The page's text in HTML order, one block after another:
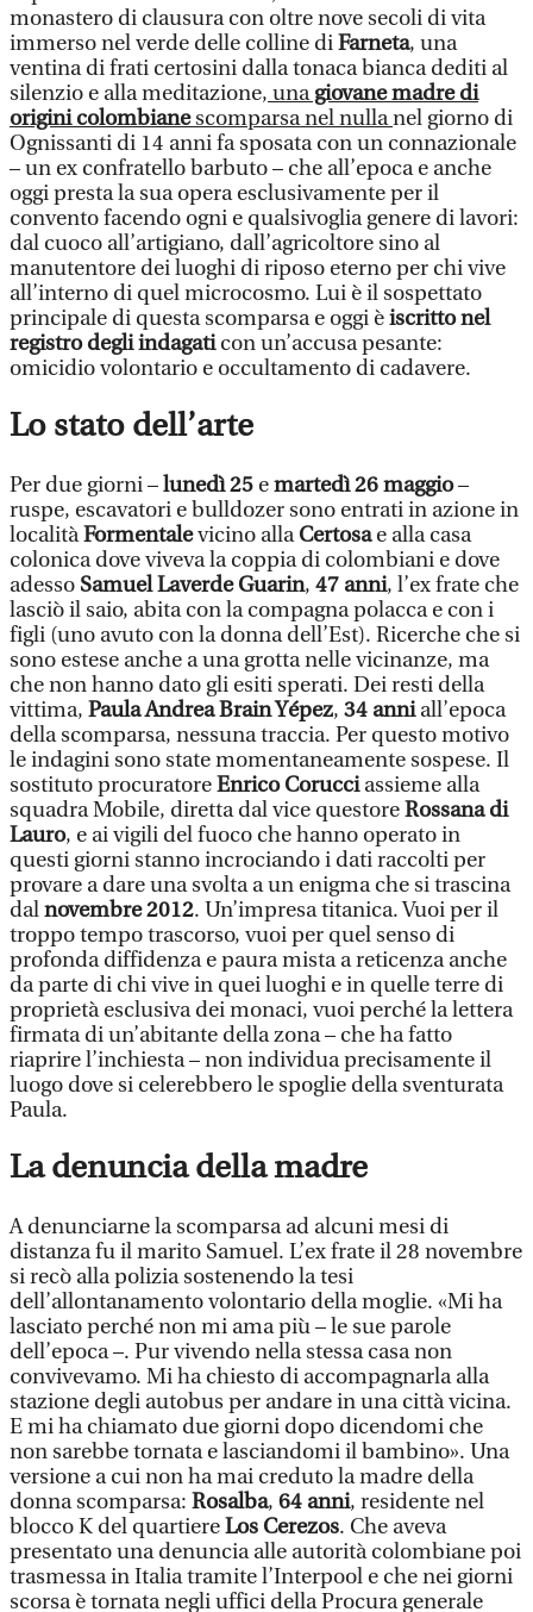
monastero di clausura con oltre nove secoli di vita
immerso nel verde delle colline diFarneta, una
ventina di frati certosini dalla tonaca bianca dediti al
silenzio e alla meditazione, unagiovane madre di
origini colombianescomparsa nel nullanel giorno di
Ognissanti di 14 anni fa sposata con un connazionale
– un ex confratello barbuto – che all’epoca e anche
oggi presta la sua opera esclusivamente per il
convento facendo ogni e qualsivoglia genere di lavori:
dal cuoco all’artigiano, dall’agricoltore sino al
manutentore dei luoghi di riposo eterno per chi vive
all’interno di quel microcosmo. Lui è il sospettato
principale di questa scomparsa e oggi èiscritto nel
registro degli indagaticon un’accusa pesante:
omicidio volontario e occultamento di cadavere.
Lo stato dell’arte
Per due giorni –lunedì 25 emartedì 26 maggio–
ruspe, escavatori e bulldozer sono entrati in azione in
localitàFormentalevicino allaCertosae alla casa
colonica dove viveva la coppia di colombiani e dove
adesso Samuel Laverde Guarin, 47 anni, l’ex frate che
lasciò il saio, abita con la compagna polacca e con i
figli (uno avuto con la donna dell’Est). Ricerche che si
sono estese anche a una grotta nelle vicinanze, ma
che non hanno dato gli esiti sperati. Dei resti della
vittima, Paula Andrea Brain Yépez, 34 anniall’epoca
della scomparsa, nessuna traccia. Per questo motivo
le indagini sono state momentaneamente sospese. Il
sostituto procuratoreEnrico Corucciassieme alla
squadra Mobile, diretta dal vice questoreRossana di
Lauro, e ai vigili del fuoco che hanno operato in
questi giorni stanno incrociando i dati raccolti per
provare a dare una svolta a un enigma che si trascina
dalnovembre 2012. Un’impresa titanica. Vuoi per il
troppo tempo trascorso, vuoi per quel senso di
profonda diffidenza e paura mista a reticenza anche
da parte di chi vive in quei luoghi e in quelle terre di
proprietà esclusiva dei monaci, vuoi perché la lettera
firmata di un’abitante della zona – che ha fatto
riaprire l’inchiesta – non individua precisamente il
luogo dove si celerebbero le spoglie della sventurata
Paula.
La denuncia della madre
A denunciarne la scomparsa ad alcuni mesi di
distanza fu il marito Samuel. L’ex frate il 28 novembre
si recò alla polizia sostenendo la tesi
dell’allontanamento volontario della moglie. «Mi ha
lasciato perché non mi ama più – le sue parole
dell’epoca –. Pur vivendo nella stessa casa non
convivevamo. Mi ha chiesto di accompagnarla alla
stazione degli autobus per andare in una città vicina.
E mi ha chiamato due giorni dopo dicendomi che
non sarebbe tornata e lasciandomi il bambino». Una
versione a cui non ha mai creduto la madre della
donna scomparsa: Rosalba, 64 anni, residente nel
blocco K del quartiereLos Cerezos. Che aveva
presentato una denuncia alle autorità colombiane poi
trasmessa in Italia tramite l’Interpool e che nei giorni
scorsa è tornata negli uffici della Procura generale